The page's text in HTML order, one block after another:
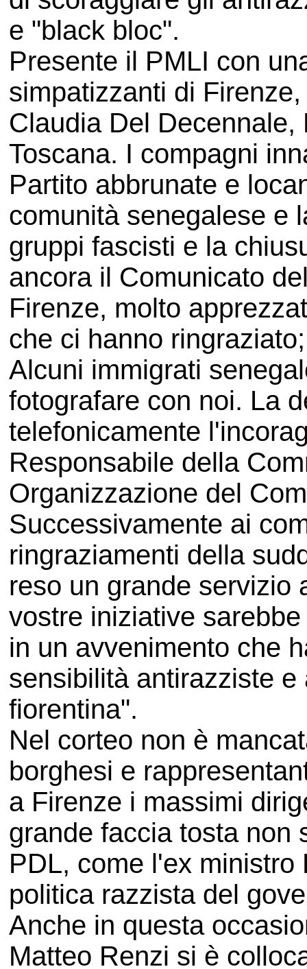
e "black bloc".
Presente il PMLI con
simpatizzanti di
Claudia Del
Toscana. I compagni
Partito abbrunate e
comunità senegalese e
gruppi fascisti e la
ancora il Comunicato
Firenze, molto
che ci hanno
Alcuni immigrati
fotografare con noi. La
telefonicamente
Responsabile della
Organizzazione del
Successivamente ai
ringraziamenti della
reso un grande servizio
vostre iniziative
in un avvenimento che
sensibilità antirazziste
fiorentina".
Nel corteo non è
borghesi e
a Firenze i massimi
grande faccia tosta non
PDL, come l'ex
politica razzista del
Anche in questa
Matteo Renzi si è